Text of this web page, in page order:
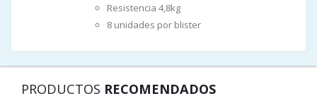
Resistencia 4,8kg
8 unidades por blister
PRODUCTOS RECOMENDADOS